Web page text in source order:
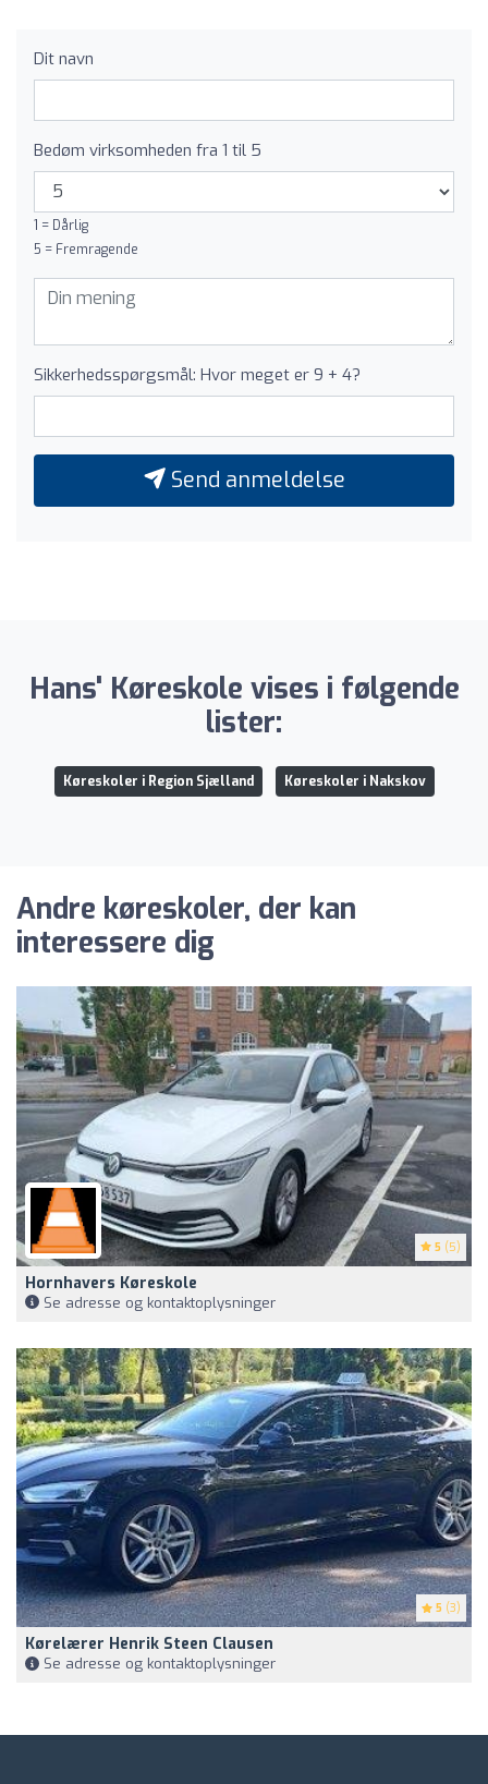
Dit navn
Bedøm virksomheden fra 1 til 5
1 = Dårlig
5 = Fremragende
Sikkerhedsspørgsmål: Hvor meget er 9 + 4?
Send anmeldelse
Hans' Køreskole vises i følgende
lister:
Køreskoler i Region Sjælland Køreskoler i Nakskov
Andre køreskoler, der kan
interessere dig
5 (5)
Hornhavers Køreskole
Se adresse og kontaktoplysninger
5 (3)
Kørelærer Henrik Steen Clausen
Se adresse og kontaktoplysninger